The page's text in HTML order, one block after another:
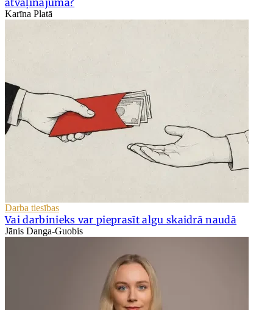
Karīna Platā
Darba tiesības
Vai darbinieks var pieprasīt algu skaidrā naudā
Jānis Danga-Guobis